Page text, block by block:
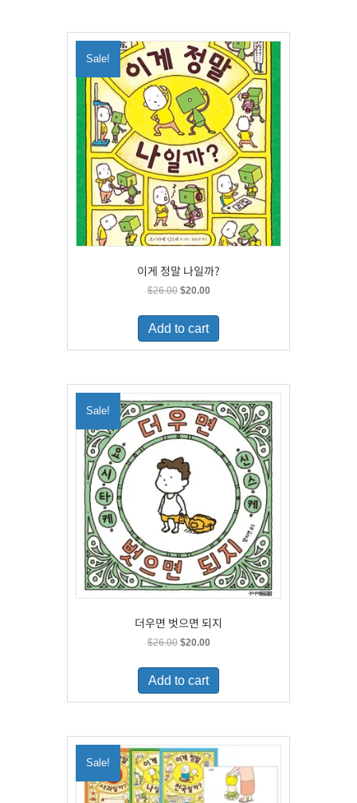
Sale!
이게 정말 나일까?
$26.00 Original
was:
$26.00.
$20.00Current
is:
$20.00.
Add to cart
Sale!
더우면 벗으면 되지
$26.00 Original
was:
$26.00.
$20.00Current
is:
$20.00.
Add to cart
Sale!